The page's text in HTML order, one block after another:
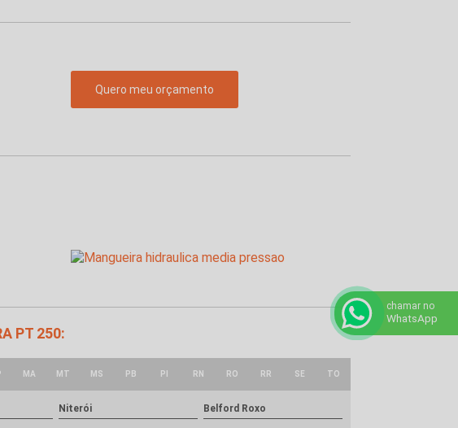
Quero meu orçamento
PT 250:
MA MT MS PB PI RN RO RR SE TO
Niterói Belford Roxo
chamar no
WhatsApp